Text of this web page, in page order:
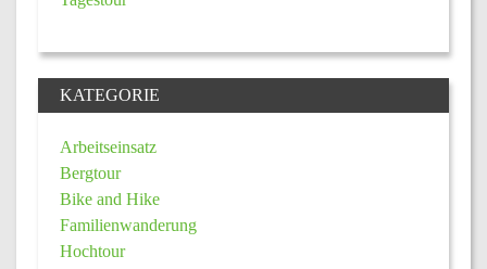
KATEGORIE
Arbeitseinsatz
Bergtour
Bike and Hike
Familienwanderung
Hochtour